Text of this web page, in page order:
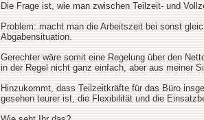
Die Frage ist, wie man zwischen Teilzeit- und
Problem: macht man die Arbeitszeit bei sonst
Abgabensituation.
Gerechter wäre somit eine Regelung über den
in der Regel nicht ganz einfach, aber aus meiner
Hinzukommt, dass Teilzeitkräfte für das Büro
gesehen teurer ist, die Flexibilität und die